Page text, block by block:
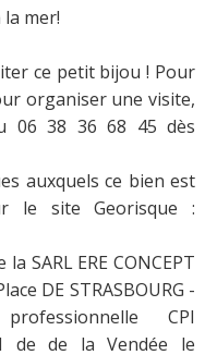
mer!
ce petit bijou ! Pour
organiser une visite,
06 38 36 68 45 dès
auxquels ce bien est
le site Georisque :
SARL ERE CONCEPT
DE STRASBOURG -
CPI
de de la Vendée le